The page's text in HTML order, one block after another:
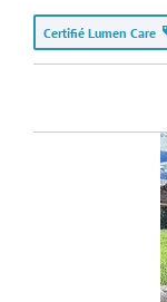
Certifié Lumen Care